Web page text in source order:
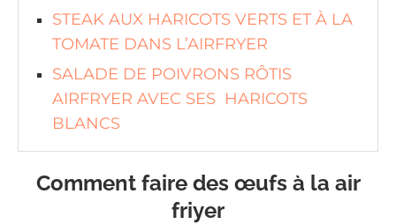
STEAK AUX HARICOTS VERTS ET À LA
TOMATE DANS L’AIRFRYER
SALADE DE POIVRONS RÔTIS
AIRFRYER AVEC SES HARICOTS
BLANCS
Comment faire des œufs à la air
friyer